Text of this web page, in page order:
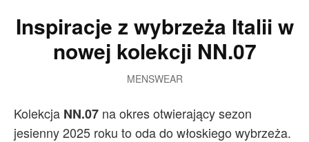
Inspiracje z wybrzeża Italii w
nowej kolekcji NN.07
MENSWEAR
Kolekcja NN.07 na okres otwierający sezon
jesienny 2025 roku to oda do włoskiego wybrzeża.